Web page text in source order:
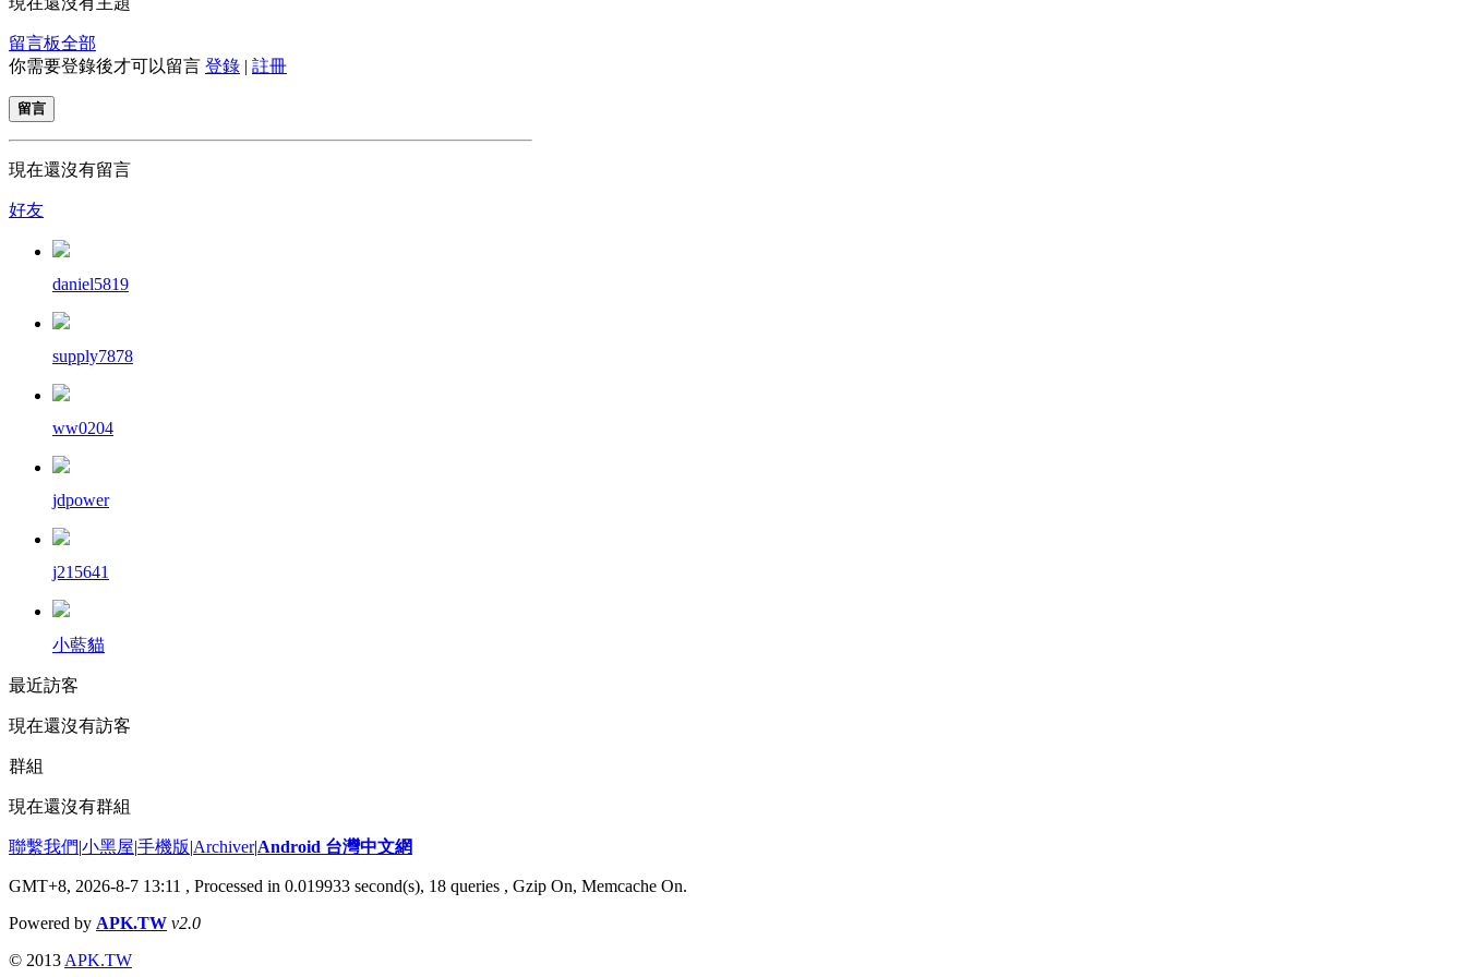
留言板全部
你需要登錄後才可以留言 登錄 | 註冊
留言
現在還沒有留言
好友
daniel5819
supply7878
ww0204
jdpower
j215641
小藍貓
最近訪客
現在還沒有訪客
群組
現在還沒有群組
聯繫我們|小黑屋|手機版|Archiver|Android 台灣中文網
GMT+8, 2026-8-7 13:11 , Processed in 0.019933 second(s), 18 queries , Gzip On, Memcache On.
Powered by APK.TW v2.0
© 2013 APK.TW